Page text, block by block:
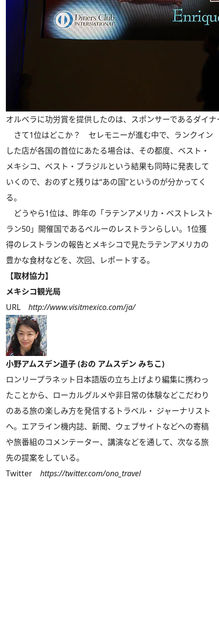
オルベラに功労賞を提供したのは、スポンサーであるダイ
さて1位はどこか？ セレモニーが進む中で、ランクイン
した店が各国の首位にあたる場合は、その都度、ベスト・
メキシコ、ベスト・ブラジルという結果も同時に発表して
いくので、おのずと残りは“あの国”というのが分かってく
る。
どうやら1位は、昨年の「ラテンアメリカ・ベストレスト
ラン50」開催国であるペルーのレストランらしい。1位獲
得のレストランの報告とメキシコで見たラテンアメリカの
豊かな食材などを、次回、レポートする。
【取材協力】
メキシコ観光局
URL http://www.visitmexico.com/ja/
小野アムスデン道子 (おの アムスデン みちこ)
ロンリープラネット日本語版の立ち上げより編集に携わっ
たことから、ローカルグルメや非日常の体験などこだわり
のある旅の楽しみ方を発信するトラベル・ ジャーナリスト
へ。エアライン機内誌、新聞、ウェブサイトなどへの寄稿
や旅番組のコメンテーター、講演などを通して、次なる旅
先の提案をしている。
Twitter https://twitter.com/ono_travel